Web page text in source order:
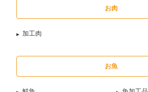
お肉
加工肉
お魚